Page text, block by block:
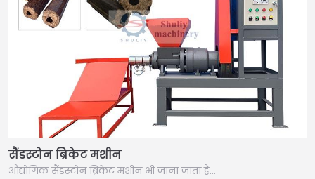
सैंडस्टोन ब्रिकेट मशीन
औद्योगिक सैंडस्टोन ब्रिकेट मशीन भी जाना जाता है…